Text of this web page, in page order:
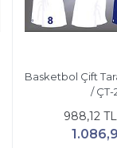
Basketbol Çift
/ ÇT-
988,12